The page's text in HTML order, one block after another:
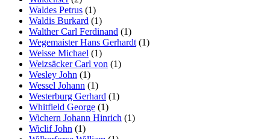
Waldes Petrus (1)
Waldis Burkard (1)
Walther Carl Ferdinand (1)
Wegemaister Hans Gerhardt (1)
Weisse Michael (1)
Weizsäcker Carl von (1)
Wesley John (1)
Wessel Johann (1)
Westerburg Gerhard (1)
Whitfield George (1)
Wichern Johann Hinrich (1)
Wiclif John (1)